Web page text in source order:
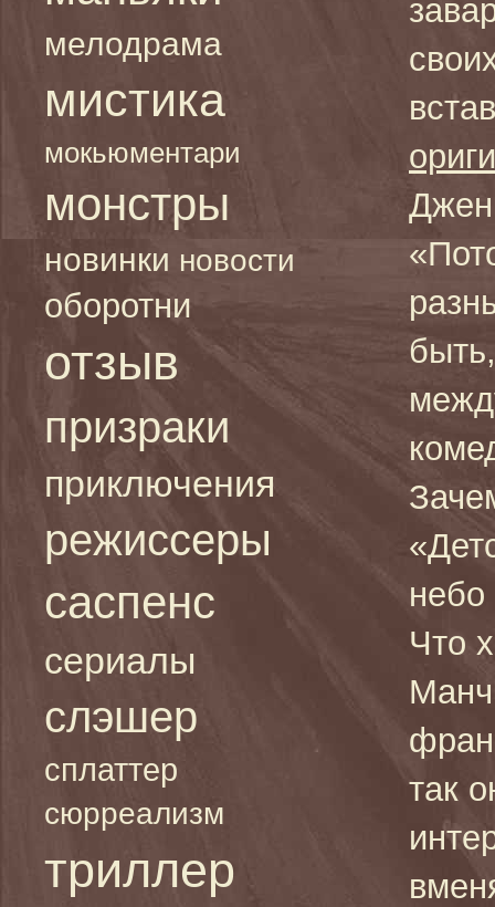
мелодрама
мистика
мокьюментари
монстры
новинки новости
оборотни
отзыв
призраки
приключения
режиссеры
саспенс
сериалы
слэшер
сплаттер
сюрреализм
триллер
небо
Что
так